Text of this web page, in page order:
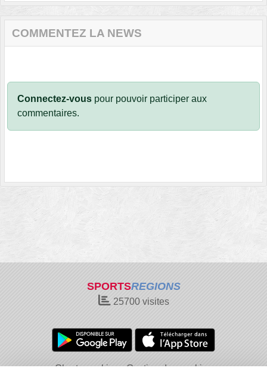
COMMENTEZ LA NEWS
Connectez-vous pour pouvoir participer aux
commentaires.
SPORTSREGIONS
25700visites
Charte cookies Gestion des cookies